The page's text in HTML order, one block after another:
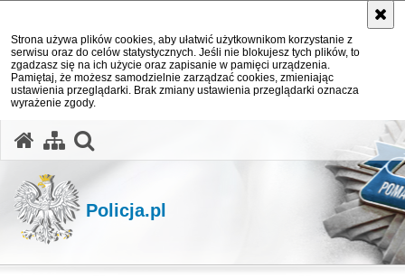
Strona używa plików cookies, aby ułatwić użytkownikom korzystanie z
serwisu oraz do celów statystycznych. Jeśli nie blokujesz tych plików, to
zgadzasz się na ich użycie oraz zapisanie w pamięci urządzenia.
Pamiętaj, że możesz samodzielnie zarządzać cookies, zmieniając
ustawienia przeglądarki. Brak zmiany ustawienia przeglądarki oznacza
wyrażenie zgody.
Policja.pl